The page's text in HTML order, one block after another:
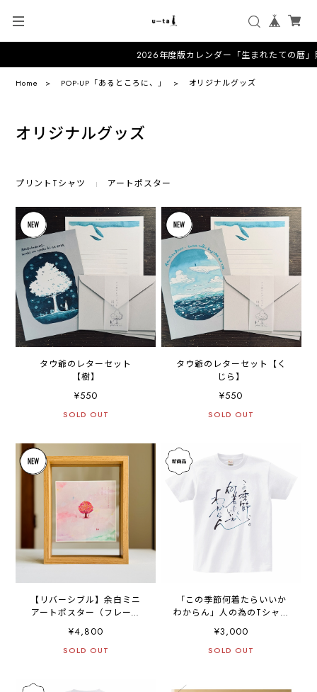
2026年度版カレンダー「生まれたての暦」
Home POP-UP「あるところに、」 オリジナルグッズ
オリジナルグッズ
プリントTシャツ アートポスター
タウ爺のレターセット
【樹】
¥550
SOLD OUT
タウ爺のレターセット【く
じら】
¥550
SOLD OUT
【リバーシブル】余白ミニ
アートポスター（フレーム
付き）
¥4,800
SOLD OUT
「この季節何着たらいいか
わからん」人の為のTシャツ
【前面プリント】
¥3,000
SOLD OUT